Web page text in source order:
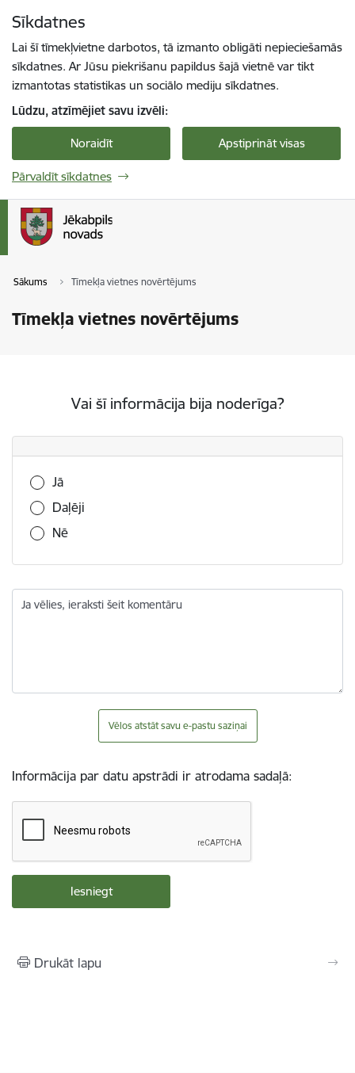
Sīkdatnes
Lai šī tīmekļvietne darbotos, tā izmanto obligāti nepieciešamās
sīkdatnes. Ar Jūsu piekrišanu papildus šajā vietnē var tikt
izmantotas statistikas un sociālo mediju sīkdatnes.
Lūdzu, atzīmējiet savu izvēli:
Noraidīt Apstiprināt visas
Pārvaldīt sīkdatnes
Sākums Tīmekļa vietnes novērtējums
Tīmekļa vietnes novērtējums
Vai šī informācija bija noderīga?
Vai šī informācija bija noderīga?
Jā
Daļēji
Nē
Ja vēlies, ieraksti šeit komentāru
Vēlos atstāt savu e-pastu saziņai
Informācija par datu apstrādi ir atrodama sadaļā:
Drukāt lapu